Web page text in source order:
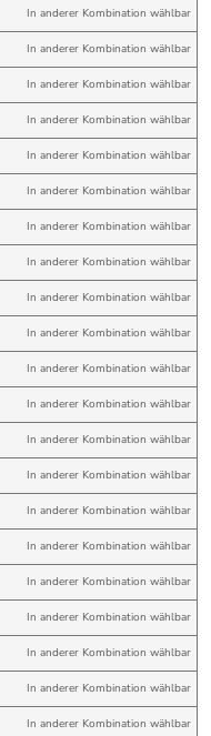
In anderer Kombination wählbar
In anderer Kombination wählbar
In anderer Kombination wählbar
In anderer Kombination wählbar
In anderer Kombination wählbar
In anderer Kombination wählbar
In anderer Kombination wählbar
In anderer Kombination wählbar
In anderer Kombination wählbar
In anderer Kombination wählbar
In anderer Kombination wählbar
In anderer Kombination wählbar
In anderer Kombination wählbar
In anderer Kombination wählbar
In anderer Kombination wählbar
In anderer Kombination wählbar
In anderer Kombination wählbar
In anderer Kombination wählbar
In anderer Kombination wählbar
In anderer Kombination wählbar
In anderer Kombination wählbar